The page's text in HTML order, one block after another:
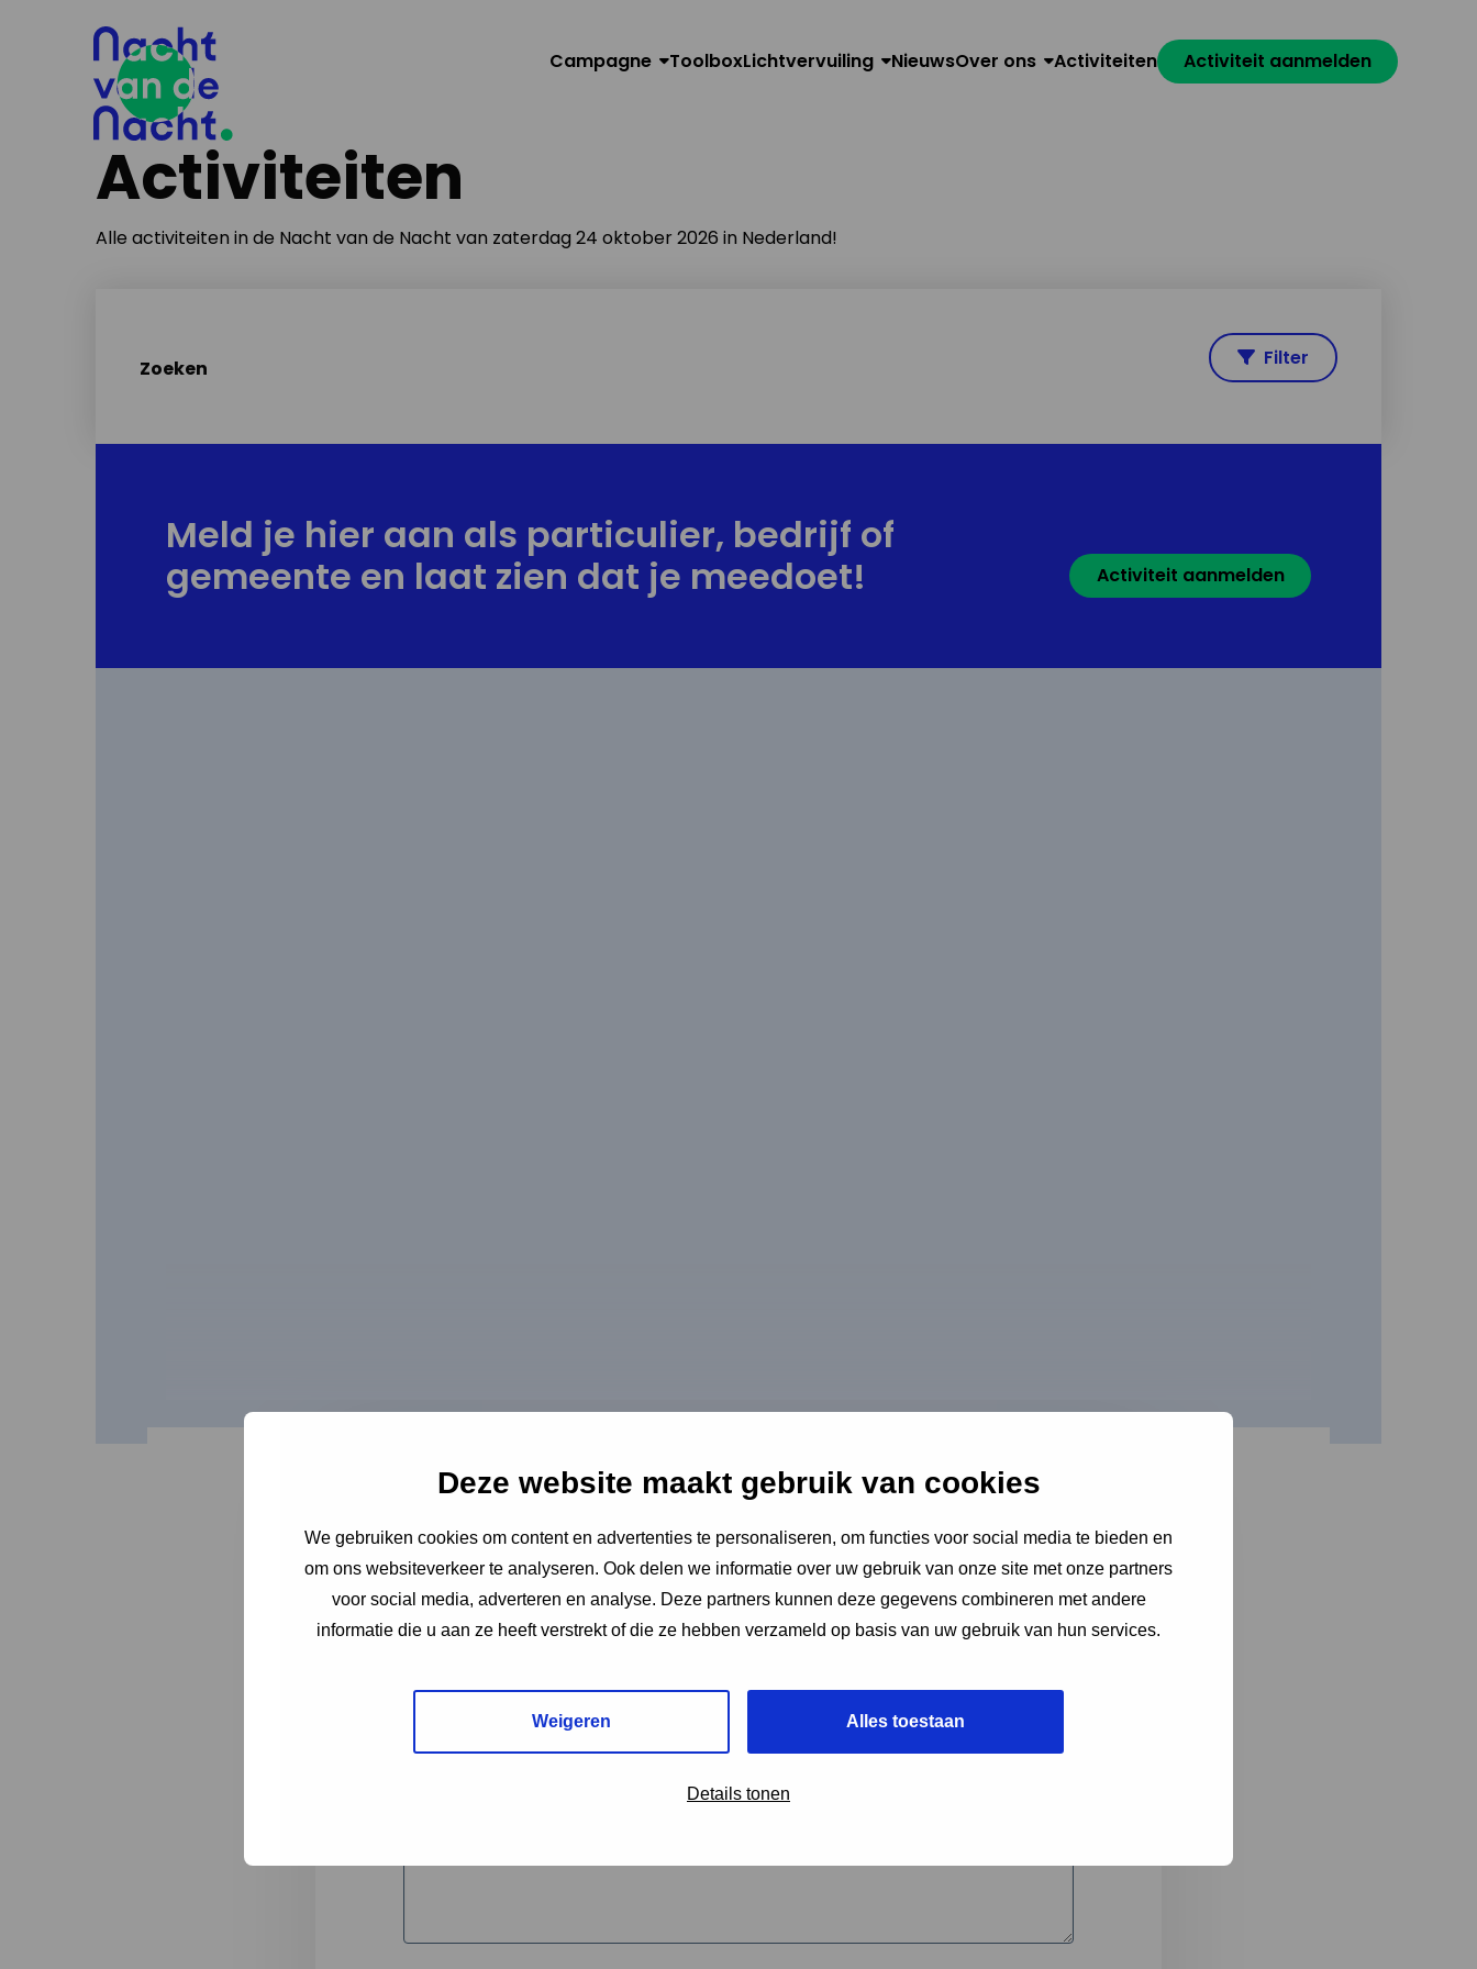
Deze website maakt gebruik van cookies
We gebruiken cookies om content en advertenties te personaliseren, om functies voor social media te bieden en
om ons websiteverkeer te analyseren. Ook delen we informatie over uw gebruik van onze site met onze partners
voor social media, adverteren en analyse. Deze partners kunnen deze gegevens combineren met andere
informatie die u aan ze heeft verstrekt of die ze hebben verzameld op basis van uw gebruik van hun services.
Weigeren Alles toestaan
Details tonen
Campagne ToolboxLichtvervuiling NieuwsOver ons Activiteiten Activiteit aanmelden
Activiteiten
Alle activiteiten in de Nacht van de Nacht van zaterdag 24 oktober 2026 in Nederland!
Zoeken Filter
Meld je hier aan als particulier, bedrijf of
gemeente en laat zien dat je meedoet!
Activiteit aanmelden
"* " geeft vereiste velden aan
1 2
3
Volledige omschrijving*